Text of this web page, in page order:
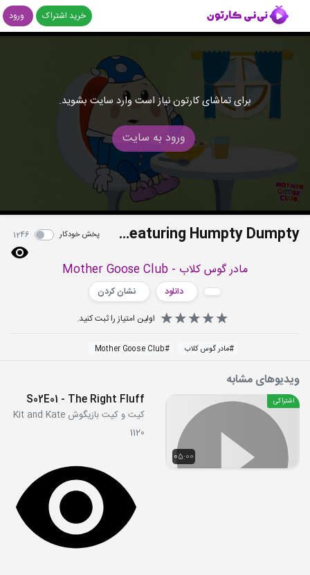
خرید اشتراک ورود
برای تماشای کارتون نیاز است وارد سایت بشوید.
ورود به سایت
Eight Planets - Featuring Humpty Dumpty پخش خودکار 1246
مادر گوس کلاب - Mother Goose Club
دانلود
نشان کردن
اولین امتیاز را ثبت کنید.
#مادر گوس کلاب #
Mother Goose Club
ویدیوهای مشابه
05:00
اشتراکی S02E01 - The Right Fluff
کیت و کیت بازیگوش Kit and Kate
1120